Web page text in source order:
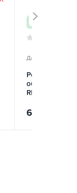
Для
Ролик
обвідний
REDAUTO
620